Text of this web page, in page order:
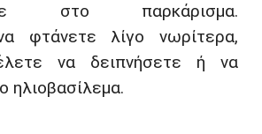
στο παρκάρισμα.
φτάνετε λίγο νωρίτερα,
να δειπνήσετε ή να
ηλιοβασίλεμα.